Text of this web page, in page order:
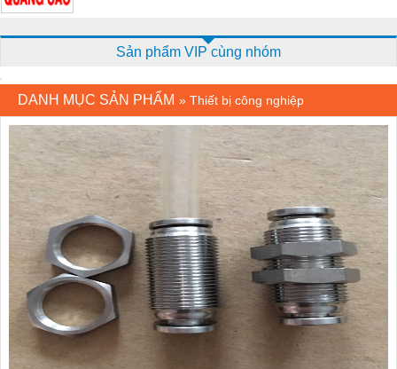
Sản phẩm VIP cùng nhóm
DANH MỤC SẢN PHẨM » Thiết bị công nghiệp